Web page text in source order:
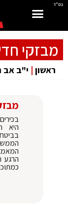
בס"ד
מבזקי
ראשון | י"ב אב
היא
הרגע